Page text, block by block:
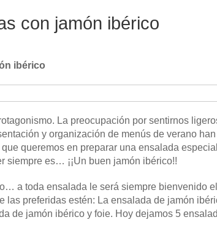
con jamón ibérico
ibérico
La preocupación por sentirnos
y organización de menús de verano
queremos en preparar una ensalada
siempre es… ¡¡Un buen jamón ibérico!!
a toda ensalada le será siempre bienvenido
preferidas estén: La ensalada de jamón
de jamón ibérico y foie. Hoy dejamos 5